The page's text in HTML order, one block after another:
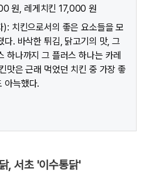
원, 레게치킨 17,000 원
치킨으로서의 좋은 요소들을 모
다. 바삭한 튀김, 닭고기의 맛, 그
하나까지 그 플러스 하나는 카레
맛은 근래 먹었던 치킨 중 가장 좋
아늑했다.
, 서초 '이수통닭'